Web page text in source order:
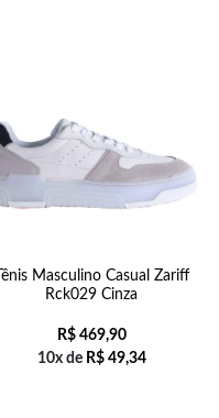
Tênis Masculino Casual Zariff
Rck029 Cinza
R$469,90
10x de R$49,34